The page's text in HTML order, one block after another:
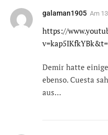
galaman1905 Am
https://
Demir hatte
ebenso. Cuesta
aus…